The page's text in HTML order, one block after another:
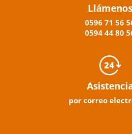
Llámenos
0596 71 56
0594 44 80
por correo